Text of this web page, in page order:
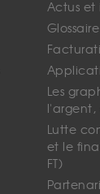
Actus et
Glossaire
Les
Lutte
et le
FT)